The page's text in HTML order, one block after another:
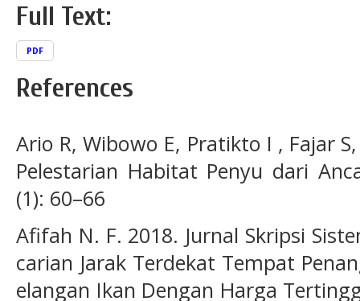
Full Text:
PDF
References
Ario R, Wibowo E, Pratikto I , Fajar
Pelestarian Habitat Penyu dari
(1): 60–66
Afifah N. F. 2018. Jurnal Skripsi
carian Jarak Terdekat Tempat
elangan Ikan Dengan Harga